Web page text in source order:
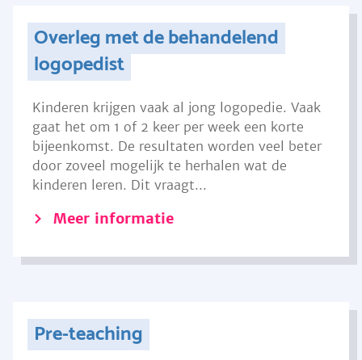
Overleg met de behandelend
logopedist
Kinderen krijgen vaak al jong logopedie. Vaak
gaat het om 1 of 2 keer per week een korte
bijeenkomst. De resultaten worden veel beter
door zoveel mogelijk te herhalen wat de
kinderen leren. Dit vraagt...
Meer informatie
Pre-teaching